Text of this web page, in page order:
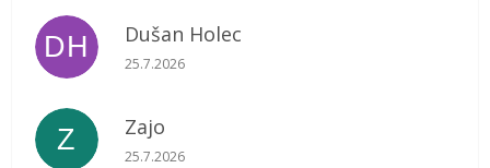
DH Dušan Holec
Hodnotenie obchodu je 5 z 5 hviezdičiek.
25.7.2026
Z Zajo
Hodnotenie obchodu je 5 z 5 hviezdičiek.
25.7.2026